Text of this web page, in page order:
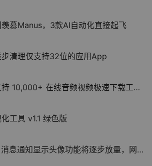
羡慕Manus，3款AI自动化直接起飞
清理仅支持32位的应用App
10,000+ 在线音频视频极速下载工具！
工具 v1.1 绿色版
知显示头像功能将逐步放量，网传“攻略”纯属巧合